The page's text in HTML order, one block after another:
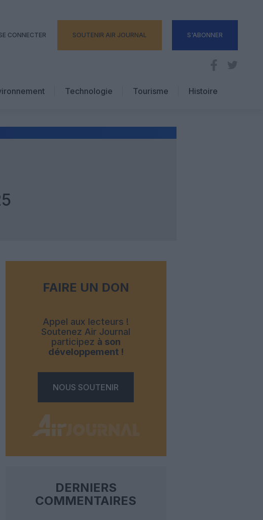
CONNECTER SOUTENIR AIR JOURNAL S'ABONNER
Technologie
Tourisme
Hôtellerie
Histoire
FAIRE UN DON
Appel aux lecteurs !
Soutenez Air Journal
participez à son
développement !
NOUS SOUTENIR
DERNIERS
COMMENTAIRES